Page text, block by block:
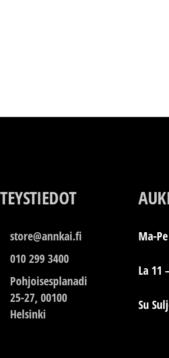
store@annkai.fi
010 299 3400
Pohjoisesplanadi
25-27, 00100
Helsinki
Ma-
La 11
Su